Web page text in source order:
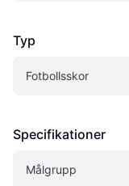
Typ
Fotbollsskor
Specifikationer
Målgrupp